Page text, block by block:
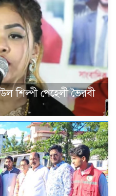
শিল্পী পেহেলী ভৈরবী